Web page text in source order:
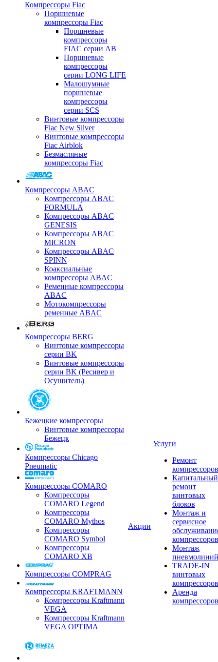
Компрессоры Fiac
Поршневые
компрессоры Fiac
Поршневые
компрессоры
FIAC серии AB
Поршневые
компрессоры
серии LONG LIFE
Малошумные
поршневые
компрессоры
серии SCS
Винтовые компрессоры
Fiac New Silver
Винтовые компрессоры
Fiac Airblok
Безмасляные
компрессоры Fiac
Компрессоры ABAC
Компрессоры ABAC
FORMULA
Компрессоры ABAC
GENESIS
Компрессоры ABAC
MICRON
Компрессоры ABAC
SPINN
Коаксиальные
компрессоры ABAC
Ременные компрессоры
ABAC
Мотокомпрессоры
ременные ABAC
Компрессоры BERG
Винтовые компрессоры
серии BK
Винтовые компрессоры
серии BK (Ресивер и
Осушитель)
Бежецкие компрессоры
Винтовые компрессоры
Бежецк
Компрессоры Chicago
Pneumatic
Компрессоры COMARO
Компрессоры
COMARO Legend
Компрессоры
COMARO Mythos
Компрессоры
COMARO Symbol
Компрессоры
COMARO XB
Компрессоры COMPRAG
Компрессоры KRAFTMANN
Компрессоры Kraftmann
VEGA
Компрессоры Kraftmann
VEGA OPTIMA
Акции
Услуги
Ремонт
компрессоров
Капитальный
ремонт
винтовых
блоков
Монтаж и
сервисное
компрессоров
Монтаж
пневмолиний
TRADE-IN
винтовых
компрессоров
Аренда
компрессоров